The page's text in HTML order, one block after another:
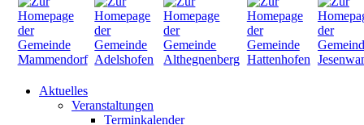
Aktuelles
Veranstaltungen
Terminkalender